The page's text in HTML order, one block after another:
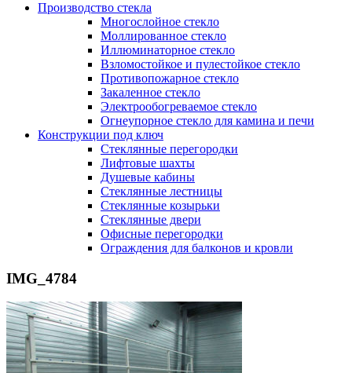
Производство стекла
Многослойное стекло
Моллированное стекло
Иллюминаторное стекло
Взломостойкое и пулестойкое стекло
Противопожарное стекло
Закаленное стекло
Электрообогреваемое стекло
Огнеупорное стекло для камина и печи
Конструкции под ключ
Стеклянные перегородки
Лифтовые шахты
Душевые кабины
Cтеклянные лестницы
Cтеклянные козырьки
Cтеклянные двери
Офисные перегородки
Ограждения для балконов и кровли
IMG_4784